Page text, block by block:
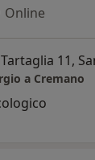
Online
a Cremano